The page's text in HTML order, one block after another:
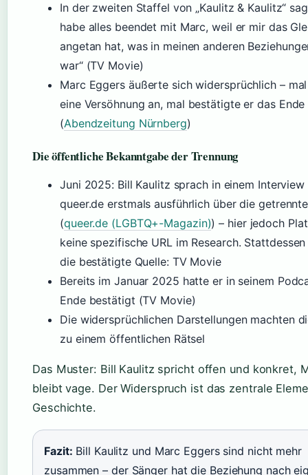
In der zweiten Staffel von „Kaulitz & Kaulitz“
habe alles beendet mit Marc, weil er mir das
angetan hat, was in meinen anderen
war“ (TV Movie)
Marc Eggers äußerte sich widersprüchlich –
eine Versöhnung an, mal bestätigte er das Ende
(Abendzeitung Nürnberg)
Die öffentliche Bekanntgabe der Trennung
Juni 2025: Bill Kaulitz sprach in einem
queer.de erstmals ausführlich über die
(queer.de (LGBTQ+-Magazin)) – hier jedoch
keine spezifische URL im Research.
die bestätigte Quelle: TV Movie
Bereits im Januar 2025 hatte er in seinem
Ende bestätigt (TV Movie)
Die widersprüchlichen Darstellungen machten
zu einem öffentlichen Rätsel
Das Muster: Bill Kaulitz spricht offen und konkret,
bleibt vage. Der Widerspruch ist das zentrale
Geschichte.
Fazit: Bill Kaulitz und Marc Eggers sind nicht mehr
zusammen – der Sänger hat die Beziehung nach